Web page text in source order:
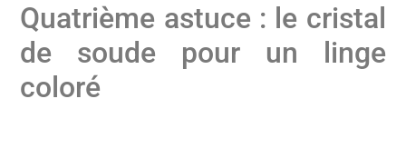
Quatrième astuce : le cristal
de soude pour un linge
coloré